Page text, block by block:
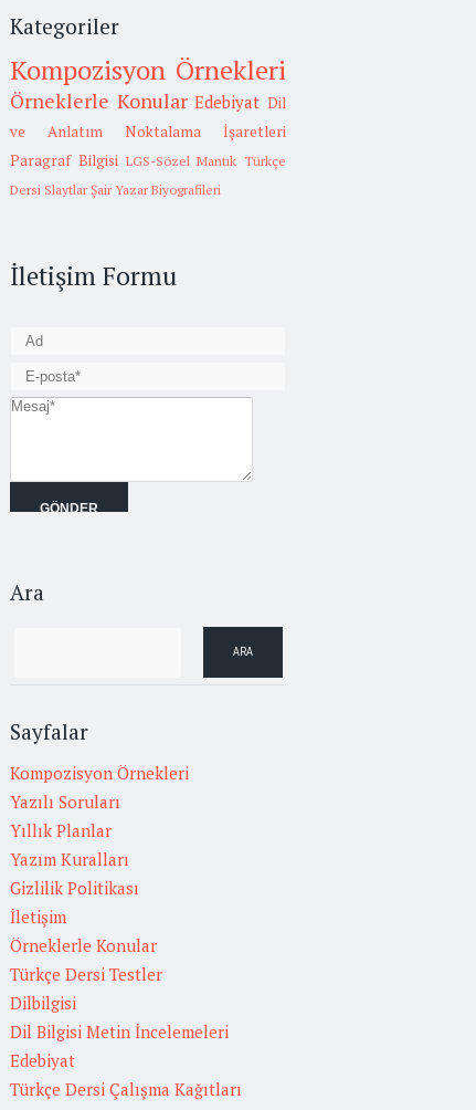
Kategoriler
Kompozisyon Örnekleri
Örneklerle Konular Edebiyat Dil
ve Anlatım
Noktalama İşaretleri
Paragraf Bilgisi LGS-Sözel Mantık Türkçe
Dersi Slaytlar Şair Yazar Biyografileri
İletişim Formu
Ara
Sayfalar
Kompozisyon Örnekleri
Yazılı Soruları
Yıllık Planlar
Yazım Kuralları
Gizlilik Politikası
İletişim
Örneklerle Konular
Türkçe Dersi Testler
Dilbilgisi
Dil Bilgisi Metin İncelemeleri
Edebiyat
Türkçe Dersi Çalışma Kağıtları